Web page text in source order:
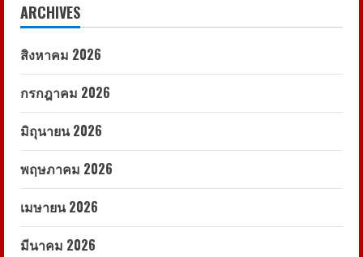
ARCHIVES
สิงหาคม 2026
กรกฎาคม 2026
มิถุนายน 2026
พฤษภาคม 2026
เมษายน 2026
มีนาคม 2026